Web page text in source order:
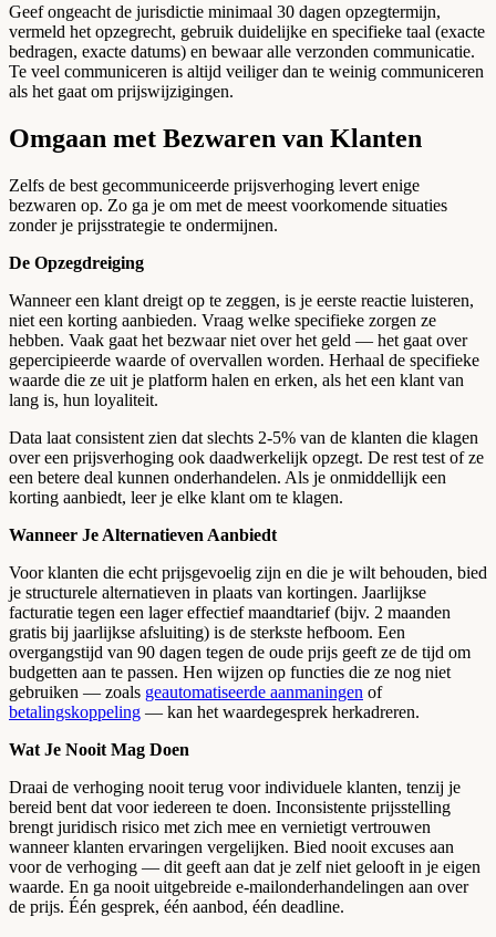
Geef ongeacht de jurisdictie minimaal 30 dagen opzegtermijn,
vermeld het opzegrecht, gebruik duidelijke en specifieke taal (exacte
bedragen, exacte datums) en bewaar alle verzonden communicatie.
Te veel communiceren is altijd veiliger dan te weinig communiceren
als het gaat om prijswijzigingen.
Omgaan met Bezwaren van Klanten
Zelfs de best gecommuniceerde prijsverhoging levert enige
bezwaren op. Zo ga je om met de meest voorkomende situaties
zonder je prijsstrategie te ondermijnen.
De Opzegdreiging
Wanneer een klant dreigt op te zeggen, is je eerste reactie luisteren,
niet een korting aanbieden. Vraag welke specifieke zorgen ze
hebben. Vaak gaat het bezwaar niet over het geld — het gaat over
gepercipieerde waarde of overvallen worden. Herhaal de specifieke
waarde die ze uit je platform halen en erken, als het een klant van
lang is, hun loyaliteit.
Data laat consistent zien dat slechts 2-5% van de klanten die klagen
over een prijsverhoging ook daadwerkelijk opzegt. De rest test of ze
een betere deal kunnen onderhandelen. Als je onmiddellijk een
korting aanbiedt, leer je elke klant om te klagen.
Wanneer Je Alternatieven Aanbiedt
Voor klanten die echt prijsgevoelig zijn en die je wilt behouden, bied
je structurele alternatieven in plaats van kortingen. Jaarlijkse
facturatie tegen een lager effectief maandtarief (bijv. 2 maanden
gratis bij jaarlijkse afsluiting) is de sterkste hefboom. Een
overgangstijd van 90 dagen tegen de oude prijs geeft ze de tijd om
budgetten aan te passen. Hen wijzen op functies die ze nog niet
gebruiken — zoals geautomatiseerde aanmaningen of
betalingskoppeling — kan het waardegesprek herkadreren.
Wat Je Nooit Mag Doen
Draai de verhoging nooit terug voor individuele klanten, tenzij je
bereid bent dat voor iedereen te doen. Inconsistente prijsstelling
brengt juridisch risico met zich mee en vernietigt vertrouwen
wanneer klanten ervaringen vergelijken. Bied nooit excuses aan
voor de verhoging — dit geeft aan dat je zelf niet gelooft in je eigen
waarde. En ga nooit uitgebreide e-mailonderhandelingen aan over
de prijs. Één gesprek, één aanbod, één deadline.